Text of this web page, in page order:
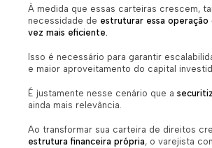
À medida que essas carteiras crescem,
necessidade de estruturar essa operação
vez mais eficiente.
Isso é necessário para garantir
e maior aproveitamento do capital
É justamente nesse cenário que a
ainda mais relevância.
Ao transformar sua carteira de direitos
estrutura financeira própria, o varejista